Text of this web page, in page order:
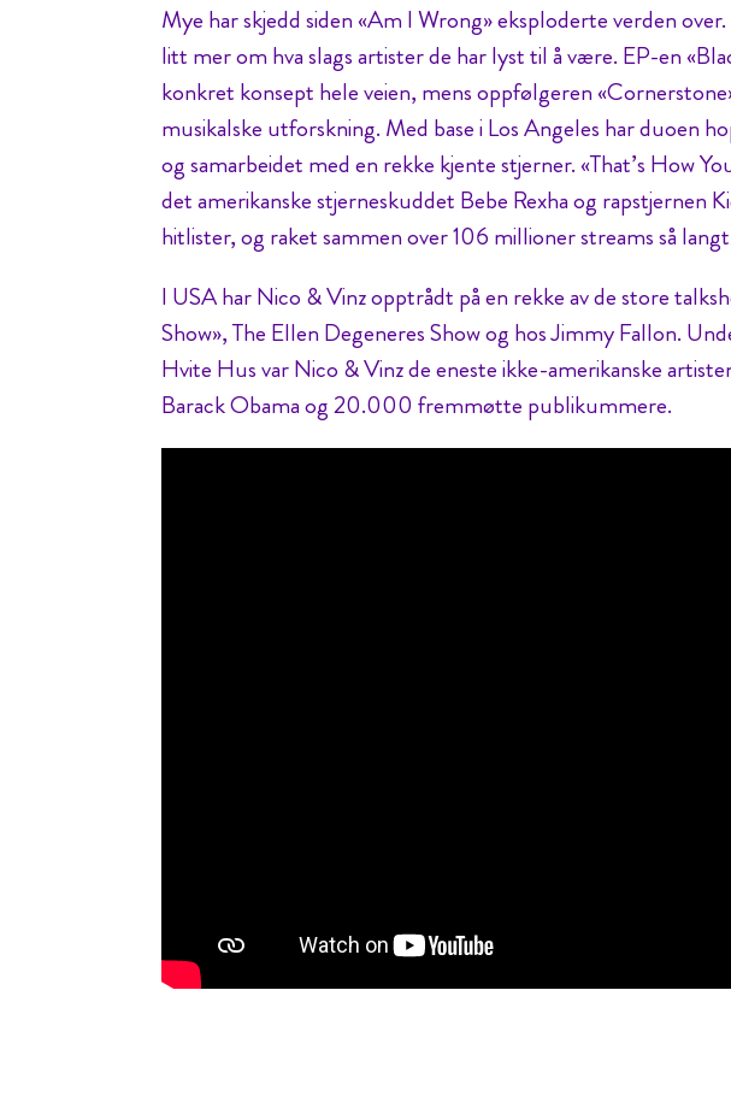
Mye har skjedd siden «Am I Wrong» eksploderte verden
litt mer om hva slags artister de har lyst til å være. EP-en
konkret konsept hele veien, mens oppfølgeren
musikalske utforskning. Med base i Los Angeles har duoen
og samarbeidet med en rekke kjente stjerner. «That’s How
det amerikanske stjerneskuddet Bebe Rexha og rapstjernen
hitlister, og raket sammen over 106 millioner streams så
I USA har Nico & Vinz opptrådt på en rekke av de store
Show», The Ellen Degeneres Show og hos Jimmy Fallon.
Hvite Hus var Nico & Vinz de eneste ikke-amerikanske
Barack Obama og 20.000 fremmøtte publikummere.